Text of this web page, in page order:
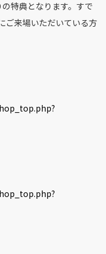
特典となります。すで
ご来場いただいている方